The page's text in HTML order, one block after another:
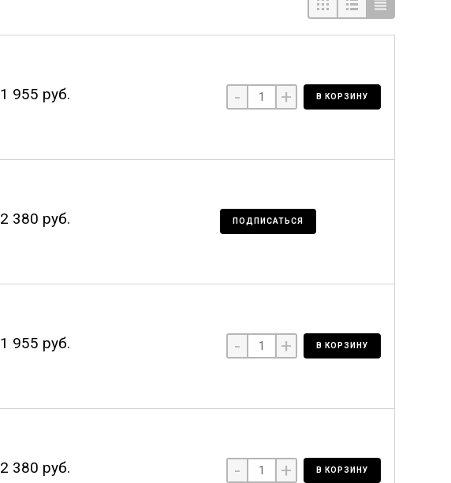
1 955 руб. - + В КОРЗИНУ
2 380 руб. ПОДПИСАТЬСЯ
1 955 руб. - + В КОРЗИНУ
2 380 руб. - + В КОРЗИНУ